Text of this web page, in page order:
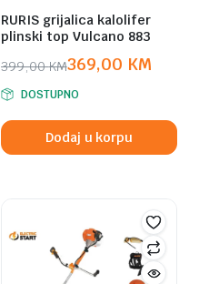
RURIS grijalica kalolifer
plinski top Vulcano 883
399,00KM
Original
price
was:
399,00 KM.
369,00 KM
Current
price
is:
369,00 KM.
DOSTUPNO
Dodaj u korpu